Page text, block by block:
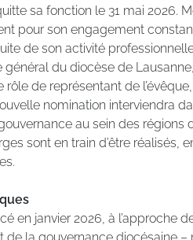
sa fonction le 31 mai 2026.
pour son engagement
de son activité
général du diocèse de
rôle de représentant de
nomination interviendra
au sein des régions
sont en train d’être réalisés,
en janvier 2026, à l’approche
de la gouvernance diocésaine